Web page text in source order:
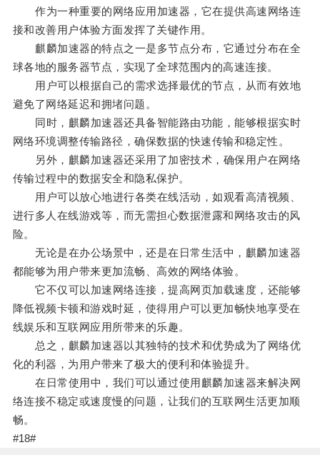
作为一种重要的网络应用加速器，它在提供高速网络连
接和改善用户体验方面发挥了关键作用。
麒麟加速器的特点之一是多节点分布，它通过分布在全
球各地的服务器节点，实现了全球范围内的高速连接。
用户可以根据自己的需求选择最优的节点，从而有效地
避免了网络延迟和拥堵问题。
同时，麒麟加速器还具备智能路由功能，能够根据实时
网络环境调整传输路径，确保数据的快速传输和稳定性。
另外，麒麟加速器还采用了加密技术，确保用户在网络
传输过程中的数据安全和隐私保护。
用户可以放心地进行各类在线活动，如观看高清视频、
进行多人在线游戏等，而无需担心数据泄露和网络攻击的风
险。
无论是在办公场景中，还是在日常生活中，麒麟加速器
都能够为用户带来更加流畅、高效的网络体验。
它不仅可以加速网络连接，提高网页加载速度，还能够
降低视频卡顿和游戏时延，使得用户可以更加畅快地享受在
线娱乐和互联网应用所带来的乐趣。
总之，麒麟加速器以其独特的技术和优势成为了网络优
化的利器，为用户带来了极大的便利和体验提升。
在日常使用中，我们可以通过使用麒麟加速器来解决网
络连接不稳定或速度慢的问题，让我们的互联网生活更加顺
畅。
#18#